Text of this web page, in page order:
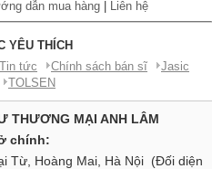
dẫn mua hàng Liên hệ
YÊU THÍCH
Tin tức Chính sách bán sĩ
Jasic
TOLSEN
THƯƠNG MẠI ANH LÂM
chính:
Từ, Hoàng Mai, Hà Nội (Đối diện